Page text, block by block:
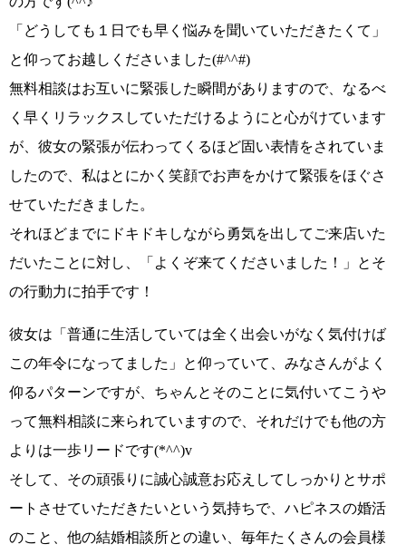
「どうしても１日でも早く悩みを聞いていただきたくて」
と仰ってお越しくださいました(#^^#)
無料相談はお互いに緊張した瞬間がありますので、なるべ
く早くリラックスしていただけるようにと心がけています
が、 彼女の緊張が伝わってくるほど固い表情をされていま
したので、私はとにかく笑顔でお声をかけて緊張をほぐさ
せていただきました。
それほどまでにドキドキしながら勇気を出してご来店いた
だいたことに対し、
「よくぞ来てくださいました！」
とそ
の行動力に拍手です！
彼女は 「普通に生活していては全く出会いがなく気付けば
この年令になってました」
と仰っていて、みなさんがよく
仰るパターンですが、ちゃんとそのことに気付いてこうや
って無料相談に来られていますので、それだけでも他の方
よりは一歩リードです(*^^)v
そして、その頑張りに誠心誠意お応えしてしっかりとサポ
ートさせていただきたいという気持ちで、ハピネスの婚活
のこと、他の結婚相談所との違い、毎年たくさんの会員様